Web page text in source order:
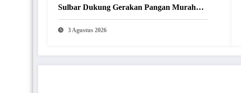
Sulbar Dukung Gerakan Pangan Murah
Jangkau Masyarakat
3 Agustus 2026